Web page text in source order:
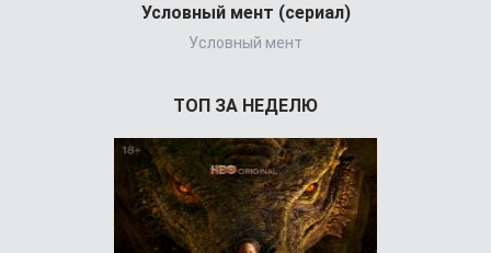
Условный мент (сериал)
Условный мент
ТОП ЗА НЕДЕЛЮ